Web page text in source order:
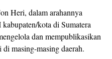
Heri, dalam arahannya
kota di Sumatera
dan mempublikasikan
masing-masing daerah.